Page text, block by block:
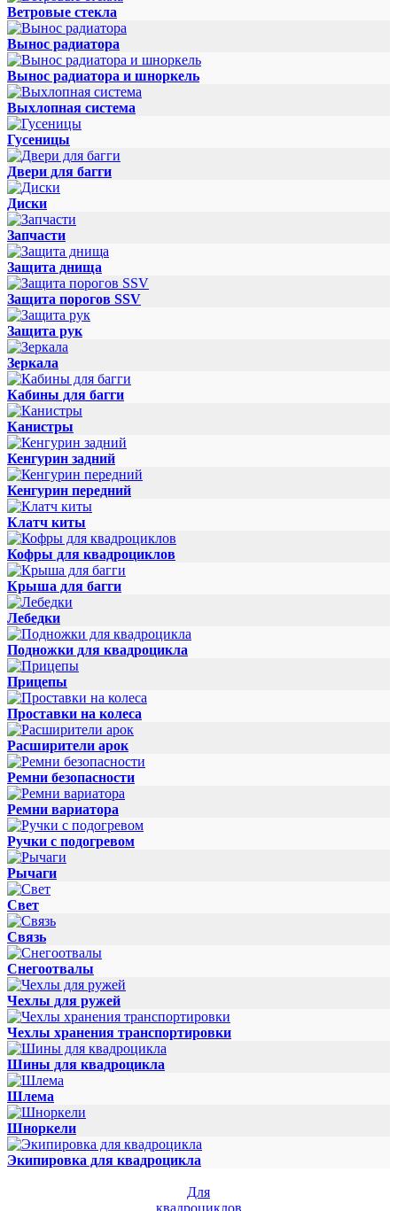
Ветровые стекла
Вынос радиатора
Вынос радиатора и шноркель
Выхлопная система
Гусеницы
Двери для багги
Диски
Запчасти
Защита днища
Защита порогов SSV
Защита рук
Зеркала
Кабины для багги
Канистры
Кенгурин задний
Кенгурин передний
Клатч киты
Кофры для квадроциклов
Крыша для багги
Лебедки
Подножки для квадроцикла
Прицепы
Проставки на колеса
Расширители арок
Ремни безопасности
Ремни вариатора
Ручки с подогревом
Рычаги
Свет
Связь
Снегоотвалы
Чехлы для ружей
Чехлы хранения транспортировки
Шины для квадроцикла
Шлема
Шноркели
Экипировка для квадроцикла
Для
квадроциклов